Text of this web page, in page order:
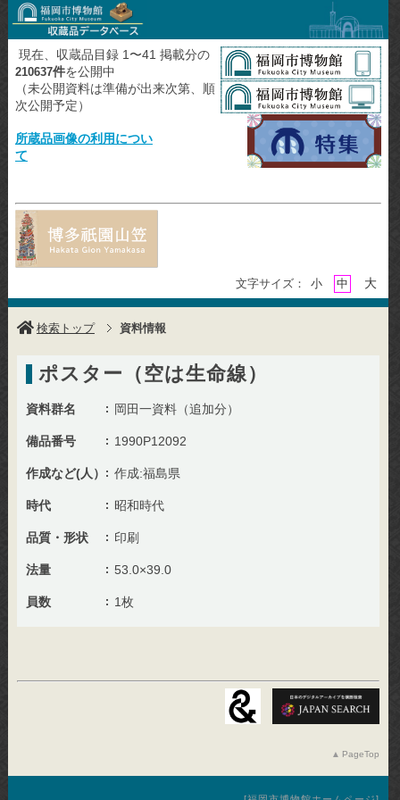
現在、収蔵品目録 1〜41 掲載分の
210637件を公開中
（未公開資料は準備が出来次第、順
次公開予定）
所蔵品画像の利用につい
て
文字サイズ： 小 中 大
検索トップ 資料情報
ポスター（空は生命線）
資料群名 岡田一資料（追加分）
備品番号 1990P12092
作成など(人） 作成:福島県
時代 昭和時代
品質・形状 印刷
法量 53.0×39.0
員数 1枚
PageTop